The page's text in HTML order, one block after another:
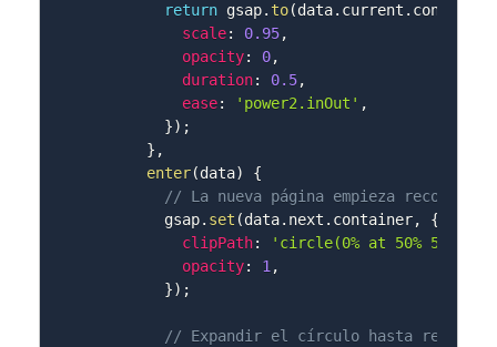
return gsap. to(data. current . container
scale: 0.95,
opacity: 0,
duration: 0.5,
ease: 'power2.inOut' ,
}) ;
} ,
enter(data)
{
// La nueva página empieza
          gsap
. set (data. next . container,
{
clipPath: 'circle(0% at 50% 50%)'
opacity: 1 ,
}) ;
// Expandir el círculo hasta revelar